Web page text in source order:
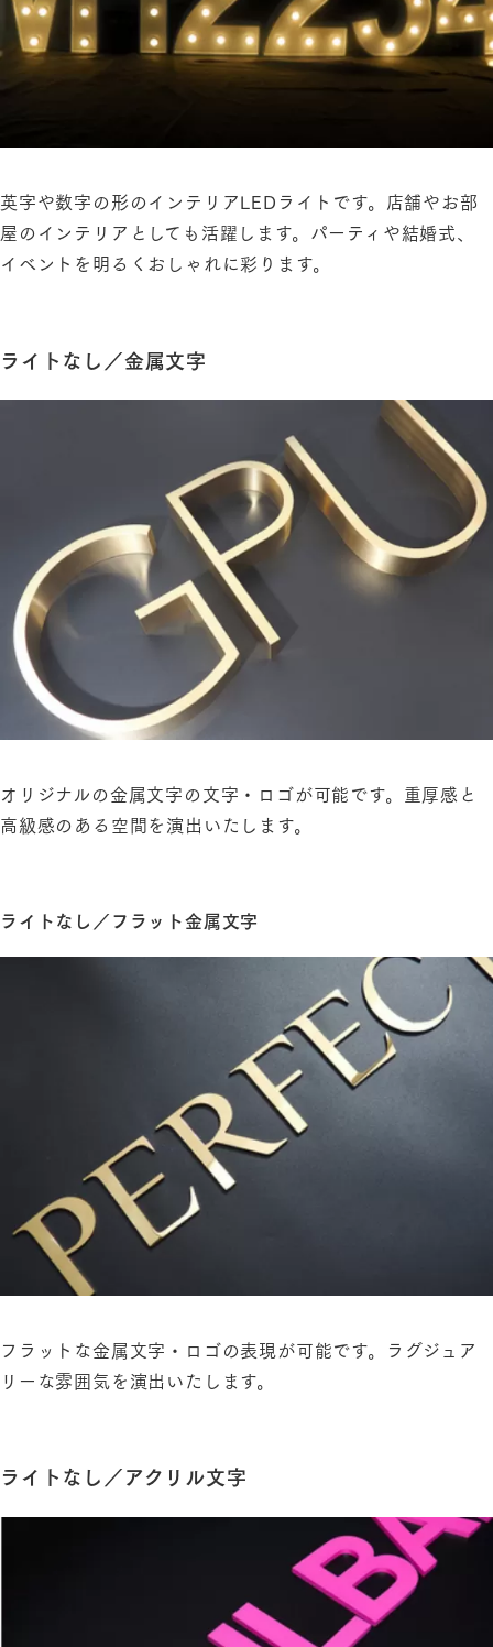
英字や数字の形のインテリアLEDライトです。店舗やお部
屋のインテリアとしても活躍します。パーティや結婚式、
イベントを明るくおしゃれに彩ります。
ライトなし／金属文字
オリジナルの金属文字の文字・ロゴが可能です。重厚感と
高級感のある空間を演出いたします。
ライトなし／フラット金属文字
フラットな金属文字・ロゴの表現が可能です。ラグジュア
リーな雰囲気を演出いたします。
ライトなし／アクリル文字